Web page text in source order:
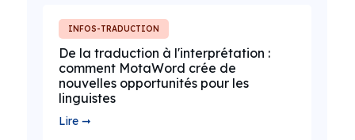
INFOS-TRADUCTION
De la traduction à l'interprétation :
comment MotaWord crée de
nouvelles opportunités pour les
linguistes
Lire ➞